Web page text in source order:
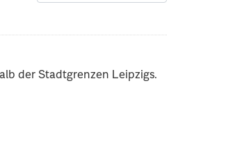
der Stadtgrenzen Leipzigs.